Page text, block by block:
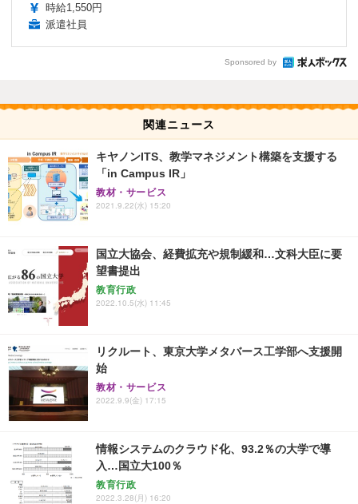
時給1,550円
派遣社員
Sponsored by
関連ニュース
キヤノンITS、教学マネジメント構築を支援する
「in Campus IR」
教材・サービス
2021.9.22(水) 15:20
国立大協会、経費拡充や規制緩和…文科大臣に要
望書提出
教育行政
2022.10.5(水) 11:45
リクルート、東京大学メタバース工学部へ支援開
始
教材・サービス
2022.9.9(金) 17:15
情報システムのクラウド化、93.2％の大学で導
入…国立大100％
教育行政
2022.3.28(月) 16:20